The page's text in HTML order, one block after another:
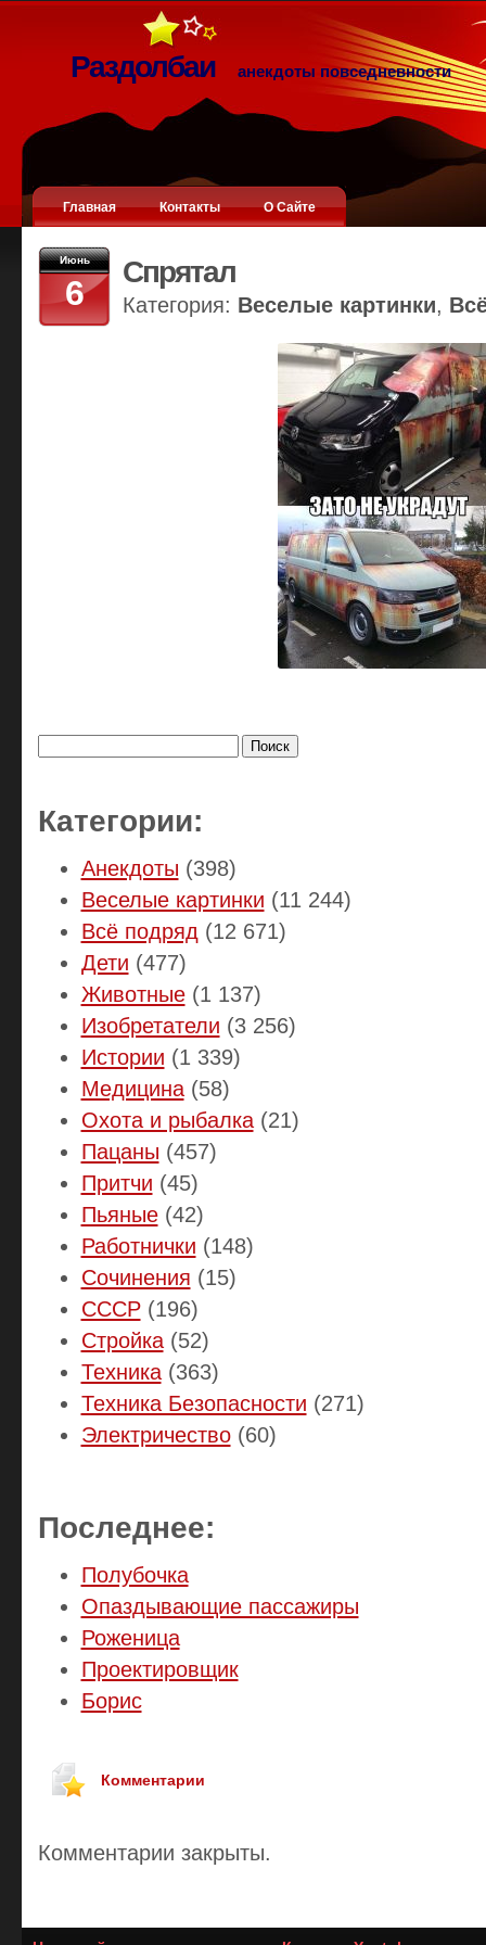
Раздолбаи анекдоты повседневности
Главная Контакты О Сайте
Июнь
6
Спрятал
Категория: Веселые картинки,
Категории:
Анекдоты (398)
Веселые картинки (11 244)
Всё подряд (12 671)
Дети (477)
Животные(1 137)
Изобретатели (3 256)
Истории (1 339)
Медицина(58)
Охота и рыбалка(21)
Пацаны (457)
Притчи (45)
Пьяные(42)
Работнички (148)
Сочинения (15)
СССР(196)
Стройка(52)
Техника(363)
Техника Безопасности (271)
Электричество(60)
Последнее:
Полубочка
Опаздывающие пассажиры
Роженица
Проектировщик
Борис
Комментарии
Комментарии закрыты.